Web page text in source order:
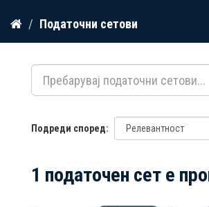
Прескокнете
содржина
Податочни сетови
Подреди според
1 податочен сет е